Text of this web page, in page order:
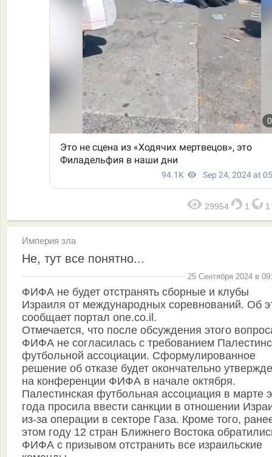
29954 1 1
Империя зла
Не, тут все понятно...
25 Сентября 2024 в
ФИФА не будет отстранять сборные и клубы
Израиля от международных соревнований. Об
сообщает портал one.co.il.
Отмечается, что после обсуждения этого
ФИФА не согласилась с требованием
футбольной ассоциации. Сформулированное
решение об отказе будет окончательно
на конференции ФИФА в начале октября.
Палестинская футбольная ассоциация в марте
года просила ввести санкции в отношении
из-за операции в секторе Газа. Кроме того,
этом году 12 стран Ближнего Востока
ФИФА с призывом отстранить все израильские